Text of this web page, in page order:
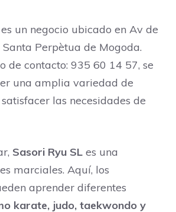
un negocio ubicado en Av de
Perpètua de Mogoda.
de contacto: 935 60 14 57, se
una amplia variedad de
las necesidades de
Sasori Ryu SL es una
marciales. Aquí, los
aprender diferentes
karate, judo, taekwondo y